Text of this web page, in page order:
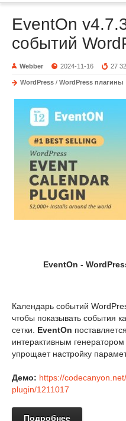
EventOn
событий
Webber 2024-11-16 27
WordPress / WordPress плагины
EventOn -
Календарь событий
чтобы показывать события
сетки. EventOn
интерактивным генератором
упрощает настройку
Демо: https://
plugin/1211017
Подробнее